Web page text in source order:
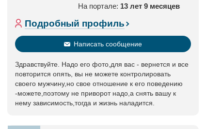
На портале: 13 лет 9 месяцев
Подробный профиль
Написать сообщение
Здравствуйте. Надо его фото,для вас - вернется и все
повторится опять, вы не можете контролировать
своего мужчину,но свое отношение к его поведению
-можете,поэтому не приворот надо,а снять вашу к
нему зависимость,тогда и жизнь наладится.